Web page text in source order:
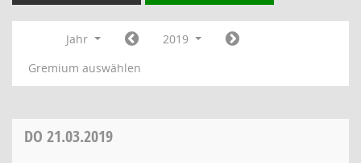
Jahr
2019
Gremium auswählen
DO 21.03.2019